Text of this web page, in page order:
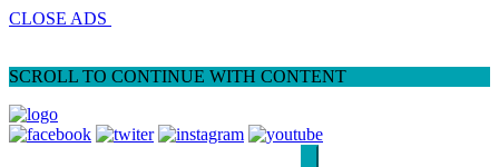
CLOSE ADS
SCROLL TO CONTINUE WITH CONTENT